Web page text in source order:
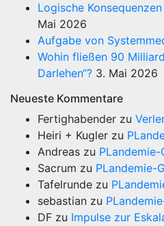
Logische
Mai 2026
Aufgabe von
Wohin fließen 90
Darlehen“? 3. Mai 2026
Neueste Kommentare
Fertighabender zu
Heiri + Kugler zu
Andreas zu
Sacrum zu PLandemie-
Tafelrunde zu
sebastian zu
DF zu Impulse zur